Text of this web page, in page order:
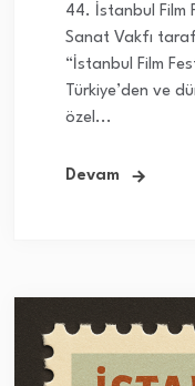
44. İstanbul Film
Sanat Vakfı
“İstanbul Film
Türkiye’den ve
özel...
Devam